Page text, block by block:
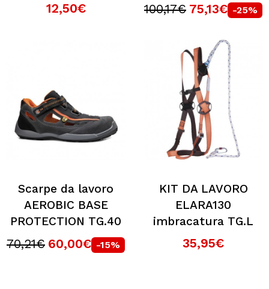
12,50€ 100,17€ 75,13€ -25%
Scarpe da lavoro
AEROBIC BASE
PROTECTION TG.40
70,21€ 60,00€ -15%
KIT DA LAVORO
ELARA130
imbracatura TG.L
35,95€